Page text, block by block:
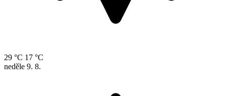
29 °C 17 °C
neděle 9. 8.